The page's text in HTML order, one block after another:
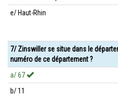
e/ Haut-Rhin
7/ Zinswiller se situe dans le
numéro de ce département ?
a/ 67
b/ 11